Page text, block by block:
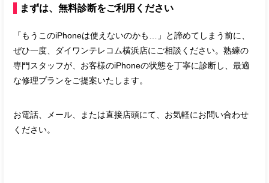
まずは、無料診断をご利用ください
「もうこのiPhoneは使えないのかも…」と諦めてしまう前に、
ぜひ一度、ダイワンテレコム横浜店にご相談ください。熟練の
専門スタッフが、お客様のiPhoneの状態を丁寧に診断し、最適
な修理プランをご提案いたします。
お電話、メール、または直接店頭にて、お気軽にお問い合わせ
ください。